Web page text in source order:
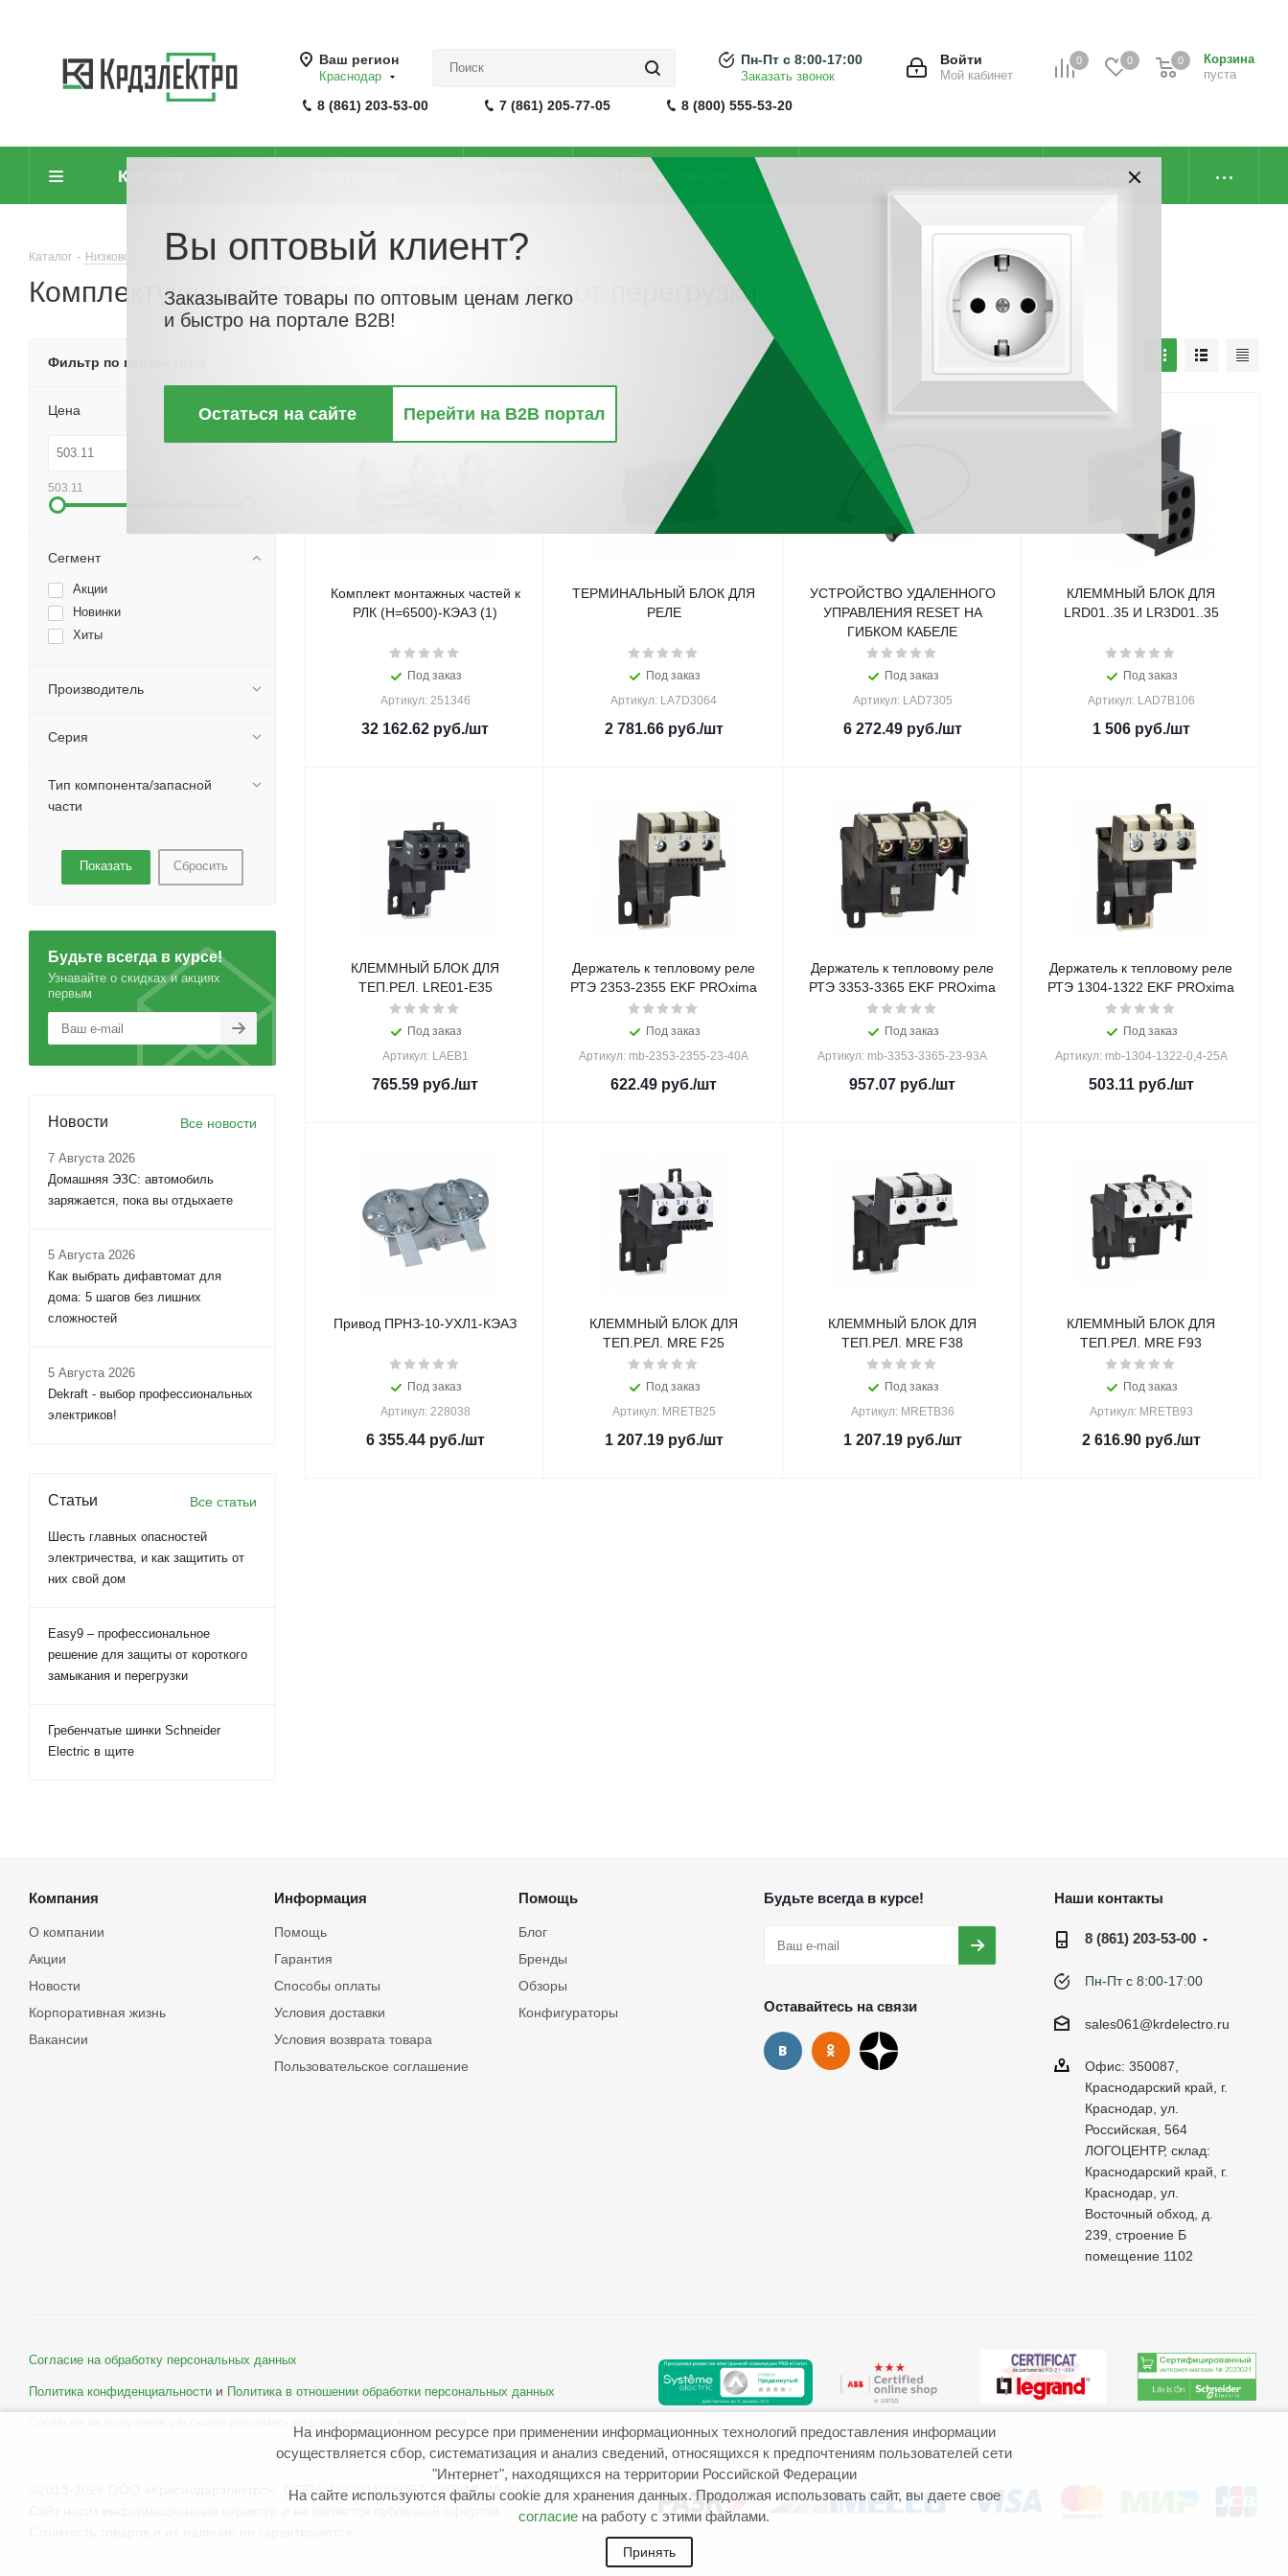
Ваш регион
Краснодар
8 (861) 203-53-00 7 (861) 205-77-05 8 (800) 555-53-20
0 0
Корзина
пуста
0
Войти
Мой кабинет
Пн-Пт с 8:00-17:00
Заказать звонок
Каталог Направления Контакты
Каталог - Низковольтное оборудование - Пускорегулирующая аппаратура - Комплектующие для аппаратов защиты от перегрузки
Комплектующие для аппаратов защиты от перегрузки
По цене По наличию
Комплект монтажных частей к
РЛК (H=6500)-КЭАЗ (1)
Под заказ
Артикул: 251346
32 162.62 руб./шт
ТЕРМИНАЛЬНЫЙ БЛОК ДЛЯ
РЕЛЕ
Под заказ
Артикул: LA7D3064
2 781.66руб./шт
УСТРОЙСТВО УДАЛЕННОГО
УПРАВЛЕНИЯ RESET НА
ГИБКОМ КАБЕЛЕ
Под заказ
Артикул: LAD7305
6 272.49руб./шт
КЛЕММНЫЙ БЛОК ДЛЯ
LRD01..35 И LR3D01..35
Под заказ
Артикул: LAD7B106
1 506руб./шт
КЛЕММНЫЙ БЛОК ДЛЯ
ТЕП.РЕЛ. LRE01-E35
Под заказ
Артикул: LAEB1
765.59 руб./шт
Держатель к тепловому реле
РТЭ 2353-2355 EKF PROxima
Под заказ
Артикул: mb-2353-2355-23-40A
622.49 руб./шт
Держатель к тепловому реле
РТЭ 3353-3365 EKF PROxima
Под заказ
Артикул: mb-3353-3365-23-93A
957.07 руб./шт
Держатель к тепловому реле
РТЭ 1304-1322 EKF PROxima
Под заказ
Артикул: mb-1304-1322-0,4-25A
503.11руб./шт
Привод ПРНЗ-10-УХЛ1-КЭАЗ
Под заказ
Артикул: 228038
6 355.44руб./шт
КЛЕММНЫЙ БЛОК ДЛЯ
ТЕП.РЕЛ. MRE F25
Под заказ
Артикул: MRETB25
1 207.19руб./шт
КЛЕММНЫЙ БЛОК ДЛЯ
ТЕП.РЕЛ. MRE F38
Под заказ
Артикул: MRETB36
1 207.19руб./шт
КЛЕММНЫЙ БЛОК ДЛЯ
ТЕП.РЕЛ. MRE F93
Под заказ
Артикул: MRETB93
2 616.90руб./шт
Фильтр по параметрам
Цена
503.11
Сегмент
Акции
Новинки
Хиты
Производитель
Серия
Тип компонента/запасной
части
Сбросить
Будьте всегда в курсе!
Узнавайте о скидках и акциях
первым
Новости Все новости
7 Августа 2026
Домашняя ЭЗС: автомобиль
заряжается, пока вы отдыхаете
5 Августа 2026
Как выбрать дифавтомат для
дома: 5 шагов без лишних
сложностей
5 Августа 2026
Dekraft - выбор профессиональных
электриков!
Статьи Все статьи
Шесть главных опасностей
электричества, и как защитить от
них свой дом
Easy9 – профессиональное
решение для защиты от короткого
замыкания и перегрузки
Гребенчатые шинки Schneider
Electric в щите
Компания
О компании
Акции
Новости
Корпоративная жизнь
Вакансии
Информация
Помощь
Гарантия
Способы оплаты
Условия доставки
Условия возврата товара
Пользовательское соглашение
Помощь
Блог
Бренды
Обзоры
Конфигураторы
Будьте всегда в курсе!
Оставайтесь на связи
Наши контакты
8 (861) 203-53-00
Пн-Пт с 8:00-17:00
sales061@krdelectro.ru
Офис: 350087,
Краснодарский край, г.
Краснодар, ул.
Российская, 564
ЛОГОЦЕНТР, склад:
Краснодарский край, г.
Краснодар, ул.
Восточный обход, д.
239, строение Б
помещение 1102
Согласие на обработку персональных данных
Политика конфиденциальности и Политика в отношении обработки персональных данных
©2013-2026 ООО «Краснодарэлектро» ОГРН: 1132311009357 ОКВЭД: 46.43.1
На информационном ресурсе при применении информационных технологий предоставления информации
осуществляется сбор, систематизация и анализ сведений, относящихся к предпочтениям пользователей сети
"Интернет", находящихся на территории Российской Федерации
На сайте используются файлы cookie для хранения данных. Продолжая использовать сайт, вы даете свое
согласие на работу с этими файлами.
Принять
Вы оптовый клиент?
Заказывайте товары по оптовым ценам легко
и быстро на портале B2B!
Остаться на сайте Перейти на B2B портал